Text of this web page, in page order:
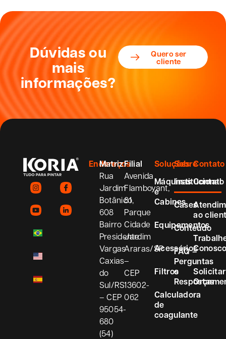
Dúvidas ou
mais
informações?
Quero ser
cliente
Endereços
Matriz
Rua
Jardim
Botânico,
608
Bairro
Presidente
Vargas
Caxias
do
Sul/RS
– CEP
95054-
680
(54)
Filial
Avenida
Flamboyant,
81
Parque
Cidade
Jardim
Araras/SP
–
CEP
13602-
062
Soluções
Máquinas
e
Cabines
Equipamentos
Acessórios
Filtros
Calculadora
de
coagulante
Sobre
Institucional
Cases
Conteúdo
FAQ –
Perguntas
e
Respostas
Contato
Contato
ao
Solicitar